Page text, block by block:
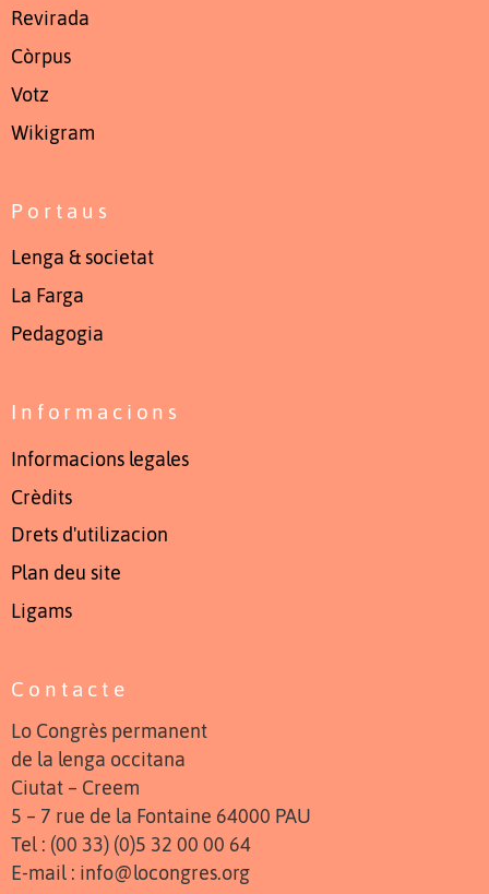
Revirada
Còrpus
Votz
Wikigram
Portaus
Lenga & societat
La Farga
Pedagogia
Informacions
Informacions legales
Crèdits
Drets d'utilizacion
Plan deu site
Ligams
Contacte
Lo Congrès permanent
de la lenga occitana
Ciutat – Creem
5 – 7 rue de la Fontaine 64000 PAU
Tel : (00 33) (0)5 32 00 00 64
E-mail : info@locongres.org